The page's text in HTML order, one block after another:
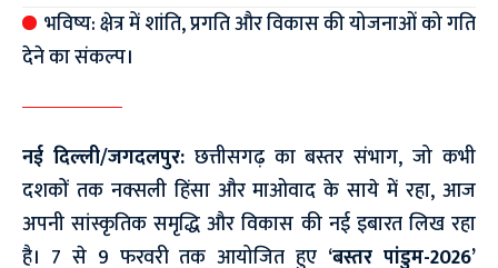
भविष्य: क्षेत्र में शांति, प्रगति और विकास की योजनाओं को गति
देने का संकल्प।
नई दिल्ली/जगदलपुर:छत्तीसगढ़ का बस्तर संभाग, जो कभी
दशकों तक नक्सली हिंसा और माओवाद के साये में रहा, आज
अपनी सांस्कृतिक समृद्धि और विकास की नई इबारत लिख रहा
है। 7 से 9 फरवरी तक आयोजित हुए ‘बस्तर पांडुम-2026’